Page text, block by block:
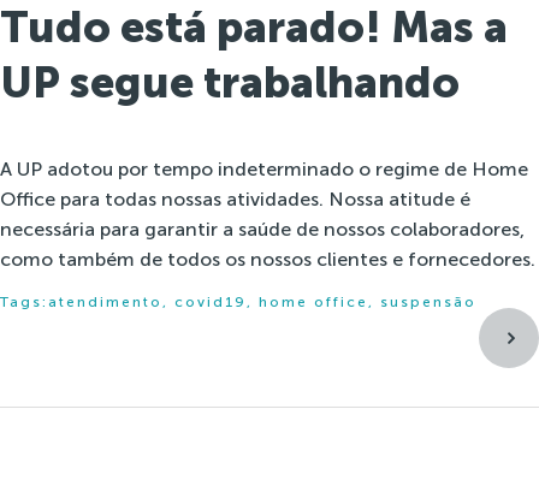
Tudo está parado! Mas a
UP segue trabalhando
A UP adotou por tempo indeterminado o regime de Home
Office para todas nossas atividades. Nossa atitude é
necessária para garantir a saúde de nossos colaboradores,
como também de todos os nossos clientes e fornecedores.
Tags: atendimento , covid19 , home office , suspensão